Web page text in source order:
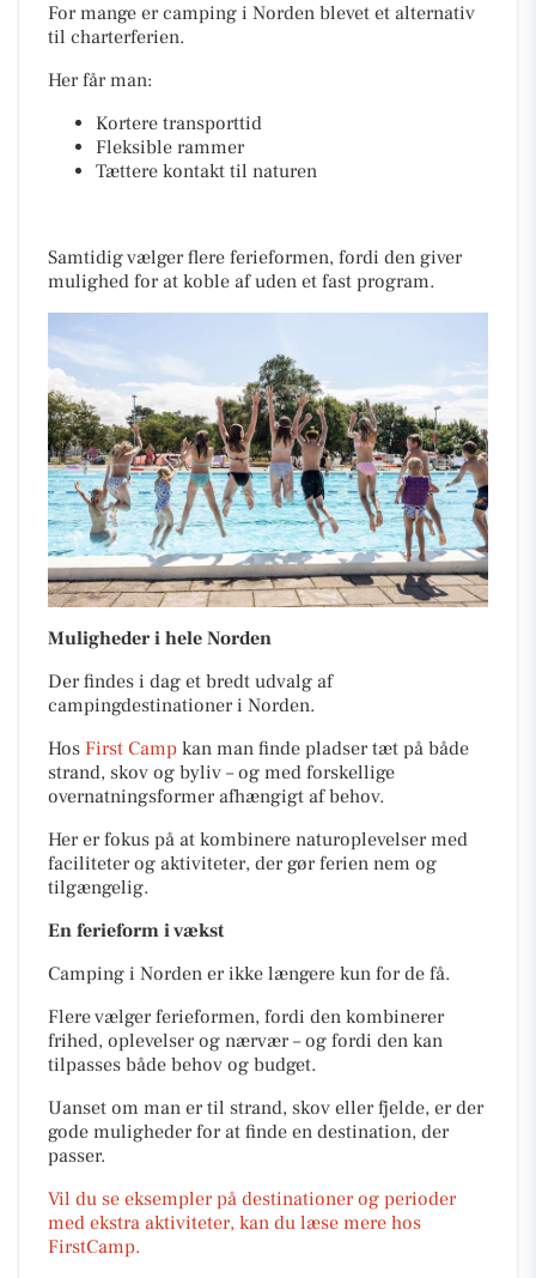
For mange er camping i Norden blevet et alternativ
til charterferien.
Her får man:
Kortere transporttid
Fleksible rammer
Tættere kontakt til naturen
Samtidig vælger flere ferieformen, fordi den giver
mulighed for at koble af uden et fast program.
Muligheder i hele Norden
Der findes i dag et bredt udvalg af
campingdestinationer i Norden.
Hos First Camp kan man finde pladser tæt på både
strand, skov og byliv – og med forskellige
overnatningsformer afhængigt af behov.
Her er fokus på at kombinere naturoplevelser med
faciliteter og aktiviteter, der gør ferien nem og
tilgængelig.
En ferieform i vækst
Camping i Norden er ikke længere kun for de få.
Flere vælger ferieformen, fordi den kombinerer
frihed, oplevelser og nærvær – og fordi den kan
tilpasses både behov og budget.
Uanset om man er til strand, skov eller fjelde, er der
gode muligheder for at finde en destination, der
passer.
Vil du se eksempler på destinationer og perioder
med ekstra aktiviteter, kan du læse mere hos
FirstCamp.